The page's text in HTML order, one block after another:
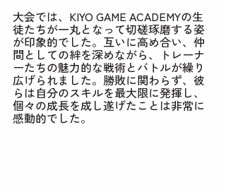
大会では、KIYO GAME ACADEMYの生
徒たちが一丸となって切磋琢磨する姿
が印象的でした。互いに高め合い、仲
間としての絆を深めながら、トレーナ
ーたちの魅力的な戦術とバトルが繰り
広げられました。勝敗に関わらず、彼
らは自分のスキルを最大限に発揮し、
個々の成長を成し遂げたことは非常に
感動的でした。